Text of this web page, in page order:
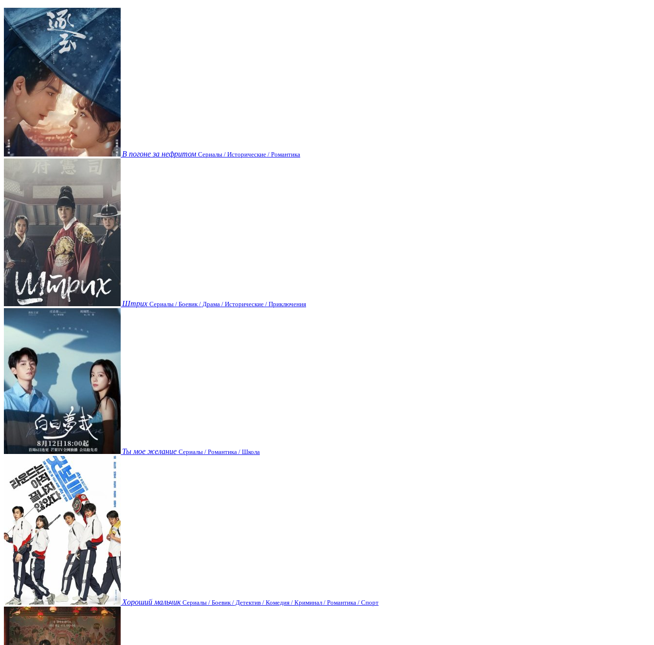
В погоне за нефритом Сериалы / Исторические / Романтика
Штрих Сериалы / Боевик / Драма / Исторические / Приключения
Ты мое желание Сериалы / Романтика / Школа
Хороший мальчик Сериалы / Боевик / Детектив / Комедия / Криминал / Романтика / Спорт